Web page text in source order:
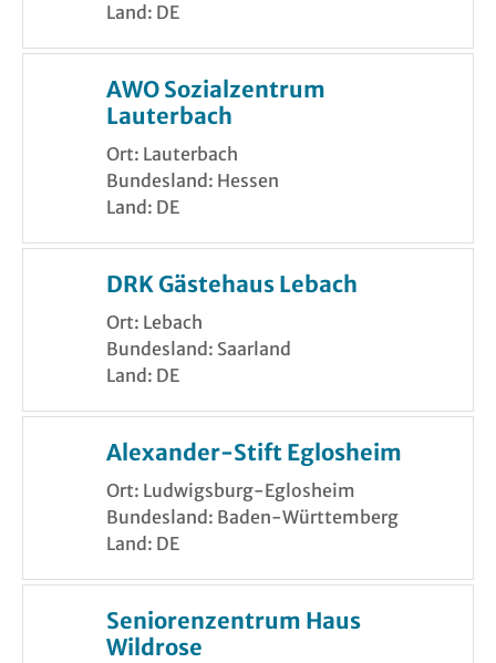
Land: DE
AWO Sozialzentrum
Lauterbach
Ort: Lauterbach
Bundesland: Hessen
Land: DE
DRK Gästehaus Lebach
Ort: Lebach
Bundesland: Saarland
Land: DE
Alexander-Stift Eglosheim
Ort: Ludwigsburg-Eglosheim
Bundesland: Baden-Württemberg
Land: DE
Seniorenzentrum Haus
Wildrose